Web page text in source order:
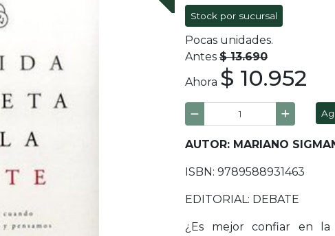
Stock por sucursal
Pocas unidades.
Antes $ 13.690
Ahora $ 10.952
AUTOR: MARIANO
ISBN: 9789588931463
EDITORIAL: DEBATE
¿Es mejor confiar en la